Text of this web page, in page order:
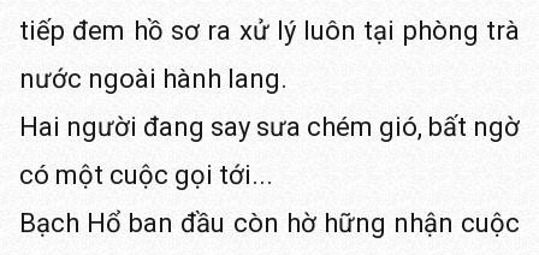
tiếp đem hồ sơ ra xử lý luôn tại phòng trà
nước ngoài hành lang.
Hai người đang say sưa chém gió, bất ngờ
có một cuộc gọi tới...
Bạch Hổ ban đầu còn hờ hững nhận cuộc